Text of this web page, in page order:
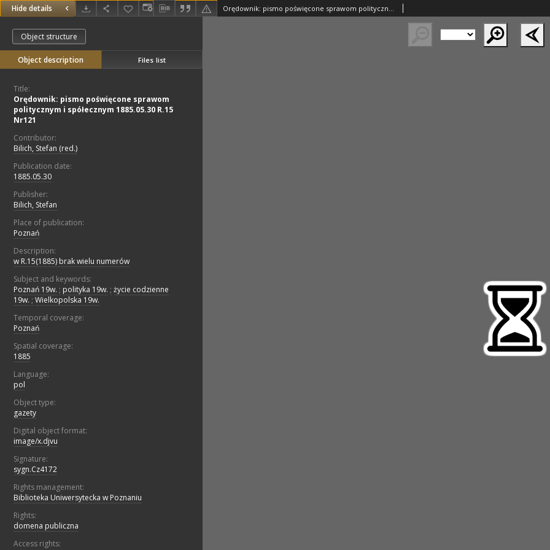
Hide details Orędownik: pismo poświęcone sprawom politycznym i spółecznym 1885.05.30 R.15 Nr121
Object structure
Object description Files list
Title:
Orędownik: pismo poświęcone sprawom
politycznym i spółecznym 1885.05.30 R.15
Nr121
Contributor:
Bilich, Stefan (red.)
Publication date:
1885.05.30
Publisher:
Bilich, Stefan
Place of publication:
Poznań
Description:
w R.15(1885) brak wielu numerów
Subject and keywords:
Poznań 19w. ; polityka 19w. ; życie codzienne
19w. ; Wielkopolska 19w.
Temporal coverage:
Poznań
Spatial coverage:
1885
Language:
pol
Object type:
gazety
Digital object format:
image/x.djvu
Signature:
sygn.Cz4172
Rights management:
Biblioteka Uniwersytecka w Poznaniu
Rights:
domena publiczna
Access rights: